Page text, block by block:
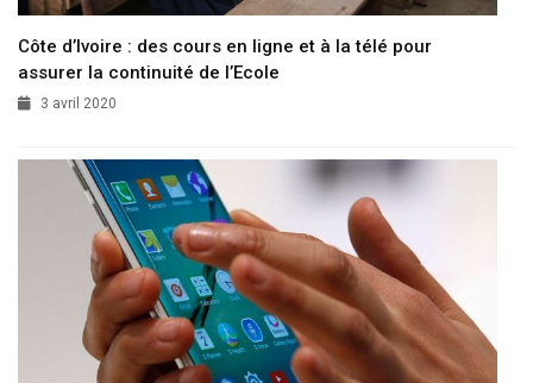
Côte d’Ivoire : des cours en ligne et à la télé pour
assurer la continuité de l’Ecole
3 avril 2020